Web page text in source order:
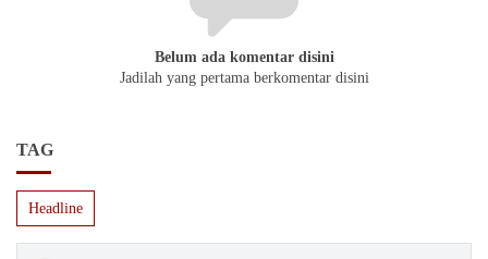
Belum ada komentar disini
Jadilah yang pertama berkomentar disini
TAG
Headline